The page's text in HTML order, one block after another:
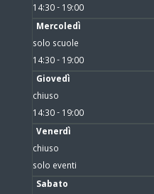
14:30 - 19:00
Mercoledì
solo scuole
14:30 - 19:00
Giovedì
chiuso
14:30 - 19:00
Venerdì
chiuso
solo eventi
Sabato